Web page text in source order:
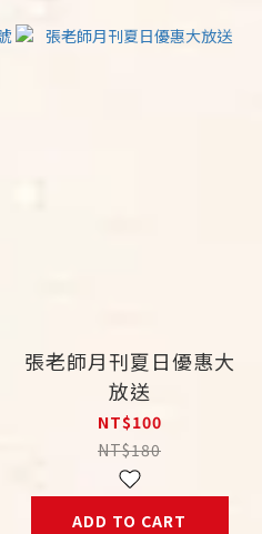
張老師月刊夏日優惠大
放送
NT$100
NT$180
ADD TO CART